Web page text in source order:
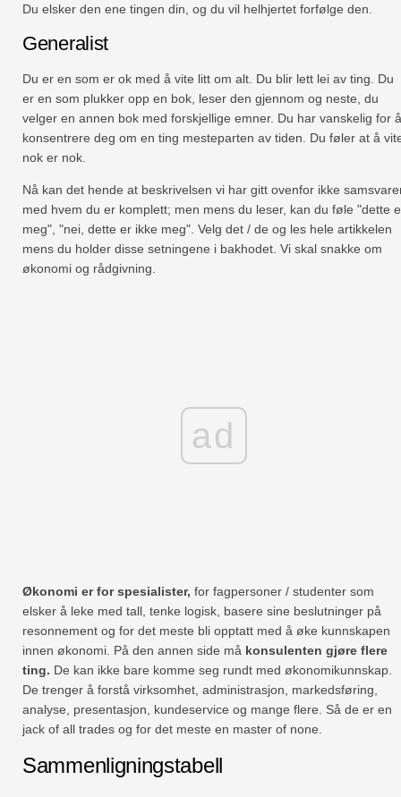
Du elsker den ene tingen din, og du vil helhjertet forfølge den.
Generalist
Du er en som er ok med å vite litt om alt. Du blir lett lei av ting. Du
er en som plukker opp en bok, leser den gjennom og neste, du
velger en annen bok med forskjellige emner. Du har vanskelig for å
konsentrere deg om en ting mesteparten av tiden. Du føler at å
nok er nok.
Nå kan det hende at beskrivelsen vi har gitt ovenfor ikke
med hvem du er komplett; men mens du leser, kan du føle "dette
meg", "nei, dette er ikke meg". Velg det / de og les hele artikkelen
mens du holder disse setningene i bakhodet. Vi skal snakke om
økonomi og rådgivning.
ad
Økonomi er for spesialister, for fagpersoner / studenter som
elsker å leke med tall, tenke logisk, basere sine beslutninger på
resonnement og for det meste bli opptatt med å øke kunnskapen
innen økonomi. På den annen side må konsulenten gjøre flere
ting. De kan ikke bare komme seg rundt med økonomikunnskap.
De trenger å forstå virksomhet, administrasjon, markedsføring,
analyse, presentasjon, kundeservice og mange flere. Så de er en
jack of all trades og for det meste en master of none.
Sammenligningstabell